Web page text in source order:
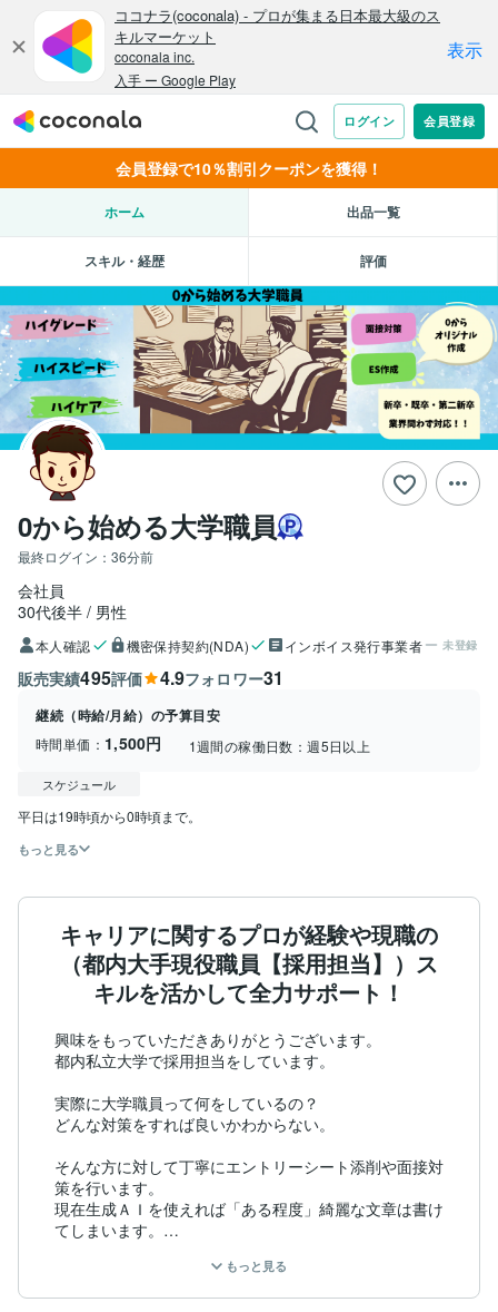
会員登録で10％割引クーポンを獲得！
ホーム 出品一覧
スキル・経歴 評価
0から始める大学職員
最終ログイン： 36分前
会社員
30代後半
男性
本人確認 機密保持契約(NDA) インボイス発行事業者 未登録
販売実績495評価 4.9フォロワー31
継続（時給/月給）の予算目安
時間単価： 1,500円 1週間の稼働日数：週5日以上
スケジュール
もっと見る
キャリアに関するプロが経験や現職の
（都内大手現役職員【採用担当】）ス
キルを活かして全力サポート！
興味をもっていただきありがとうございます。
都内私立大学で採用担当をしています。
実際に大学職員って何をしているの？
どんな対策をすれば良いかわからない。
そんな方に対して丁寧にエントリーシート添削や面接対
策を行います。
現在生成ＡＩを使えれば「ある程度」綺麗な文章は書け
てしまいます。
かえっている現状があります。
その中で限られた内定を勝ち取るためには、「自分だけ
もっと見る